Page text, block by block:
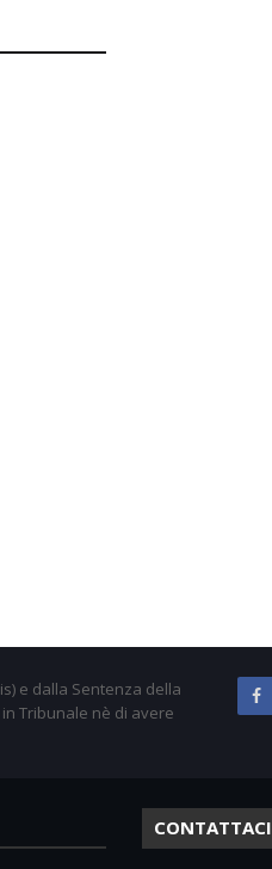
e dalla Sentenza della
Tribunale nè di avere
CONTATTACI